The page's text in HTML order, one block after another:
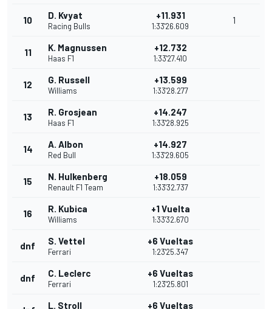
10 D. Kvyat
Racing Bulls
+11.931
1:33'26.609
1
11 K. Magnussen
Haas F1
+12.732
1:33'27.410
12 G. Russell
Williams
+13.599
1:33'28.277
13 R. Grosjean
Haas F1
+14.247
1:33'28.925
14 A. Albon
Red Bull
+14.927
1:33'29.605
15 N. Hulkenberg
Renault F1 Team
+18.059
1:33'32.737
16 R. Kubica
Williams
+1 Vuelta
1:33'32.670
dnf S. Vettel
Ferrari
+6 Vueltas
1:23'25.347
dnf C. Leclerc
Ferrari
+6 Vueltas
1:23'25.801
L. Stroll +6 Vueltas